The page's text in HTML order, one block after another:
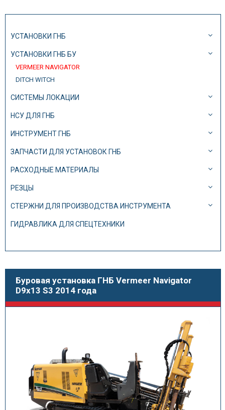
УСТАНОВКИ ГНБ
УСТАНОВКИ ГНБ БУ
VERMEER NAVIGATOR
DITCH WITCH
СИСТЕМЫ ЛОКАЦИИ
НСУ ДЛЯ ГНБ
ИНСТРУМЕНТ ГНБ
ЗАПЧАСТИ ДЛЯ УСТАНОВОК ГНБ
РАСХОДНЫЕ МАТЕРИАЛЫ
РЕЗЦЫ
СТЕРЖНИ ДЛЯ ПРОИЗВОДСТВА ИНСТРУМЕНТА
ГИДРАВЛИКА ДЛЯ СПЕЦТЕХНИКИ
Буровая установка ГНБ Vermeer Navigator
D9x13 S3 2014 года